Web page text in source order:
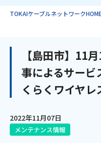
イ
TOKAIケーブルネットワークHOME
【島田市】11
事によるサービ
くらくワイヤレ
2022年11月07日
メンテナンス情報